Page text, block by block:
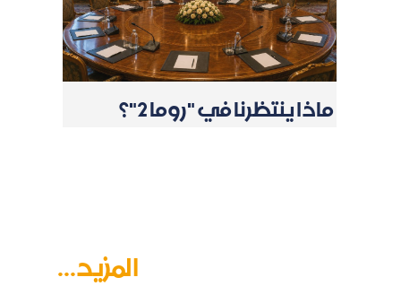
ماذا ينتظرنا في "روما 2"؟
المزيد...